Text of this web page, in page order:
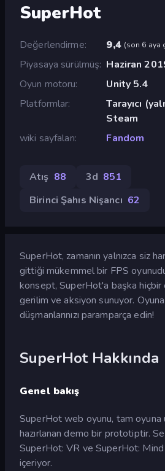
SuperHot
Değerlendirme 9,4 (son 6 aya
Piyasaya sürülmüş Haziran
Oyun motoru
Unity 5.4
Platformlar
Tarayıcı
Steam
wiki sayfaları
Fandom
Atış 88 3d 851
Birinci Şahıs Nişancı 62
SuperHot, zamanın yalnızca siz
gittiği mükemmel bir FPS
konsept, SuperHot'a başka hiçbir
gerilim ve aksiyon sunuyor.
düşmanlarınızı paramparça edin!
SuperHot Hakkında
Genel bakış
SuperHot web oyunu, tam oyuna
hazırlanan demo bir prototiptir.
SuperHot: VR ve SuperHot:
içeriyor.